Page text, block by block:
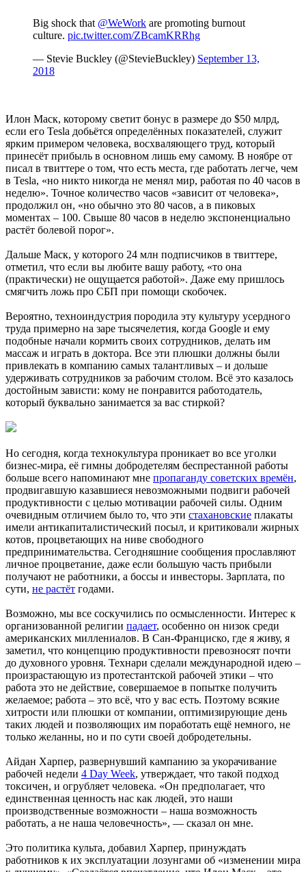
Big shock that @WeWork are promoting burnout
culture. pic.twitter.com/ZBcamKRRhg
— Stevie Buckley (@StevieBuckley) September 13,
2018
Илон Маск, которому светит бонус в размере до $50 млрд,
если его Tesla добьётся определённых показателей, служит
ярким примером человека, восхваляющего труд, который
принесёт прибыль в основном лишь ему самому. В ноябре от
писал в твиттере о том, что есть места, где работать легче, чем
в Tesla, «но никто никогда не менял мир, работая по 40 часов в
неделю». Точное количество часов «зависит от человека»,
продолжил он, «но обычно это 80 часов, а в пиковых
моментах – 100. Свыше 80 часов в неделю экспоненциально
растёт болевой порог».
Дальше Маск, у которого 24 млн подписчиков в твиттере,
отметил, что если вы любите вашу работу, «то она
(практически) не ощущается работой». Даже ему пришлось
смягчить ложь про СБП при помощи скобочек.
Вероятно, техноиндустрия породила эту культуру усердного
труда примерно на заре тысячелетия, когда Google и ему
подобные начали кормить своих сотрудников, делать им
массаж и играть в доктора. Все эти плюшки должны были
привлекать в компанию самых талантливых – и дольше
удерживать сотрудников за рабочим столом. Всё это казалось
достойным зависти: кому не понравится работодатель,
который буквально занимается за вас стиркой?
Но сегодня, когда технокультура проникает во все уголки
бизнес-мира, её гимны добродетелям беспрестанной работы
больше всего напоминают мне пропаганду советских времён,
продвигавшую казавшиеся невозможными подвиги рабочей
продуктивности с целью мотивации рабочей силы. Одним
очевидным отличием было то, что эти стахановские плакаты
имели антикапиталистический посыл, и критиковали жирных
котов, процветающих на ниве свободного
предпринимательства. Сегодняшние сообщения прославляют
личное процветание, даже если большую часть прибыли
получают не работники, а боссы и инвесторы. Зарплата, по
сути, не растёт годами.
Возможно, мы все соскучились по осмысленности. Интерес к
организованной религии падает, особенно он низок среди
американских миллениалов. В Сан-Франциско, где я живу, я
заметил, что концепцию продуктивности превозносят почти
до духовного уровня. Технари сделали международной идею –
произрастающую из протестантской рабочей этики – что
работа это не действие, совершаемое в попытке получить
желаемое; работа – это всё, что у вас есть. Поэтому всякие
хитрости или плюшки от компании, оптимизирующие день
таких людей и позволяющих им поработать ещё немного, не
только желанны, но и по сути своей добродетельны.
Айдан Харпер, развернувший кампанию за укорачивание
рабочей недели 4 Day Week, утверждает, что такой подход
токсичен, и огрубляет человека. «Он предполагает, что
единственная ценность нас как людей, это наши
производственные возможности – наша возможность
работать, а не наша человечность», — сказал он мне.
Это политика культа, добавил Харпер, принуждать
работников к их эксплуатации лозунгами об «изменении мира